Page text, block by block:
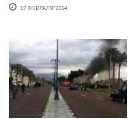
17 ФЕВРАЛЯ'2014